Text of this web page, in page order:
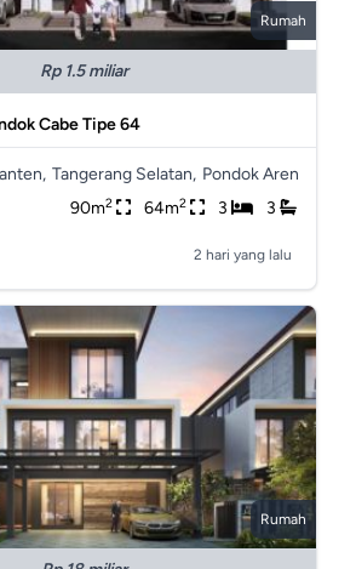
Rumah
Rp 1.5 miliar
Cabe Tipe 64
Tangerang Selatan, Pondok Aren
90m2 64m2 3 3
2 hari yang lalu
Rumah